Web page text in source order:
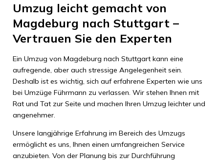
Umzug leicht gemacht von
Magdeburg nach Stuttgart –
Vertrauen Sie den Experten
Ein Umzug von Magdeburg nach Stuttgart kann eine
aufregende, aber auch stressige Angelegenheit sein.
Deshalb ist es wichtig, sich auf erfahrene Experten wie uns
bei Umzüge Führmann zu verlassen. Wir stehen Ihnen mit
Rat und Tat zur Seite und machen Ihren Umzug leichter und
angenehmer.
Unsere langjährige Erfahrung im Bereich des Umzugs
ermöglicht es uns, Ihnen einen umfangreichen Service
anzubieten. Von der Planung bis zur Durchführung